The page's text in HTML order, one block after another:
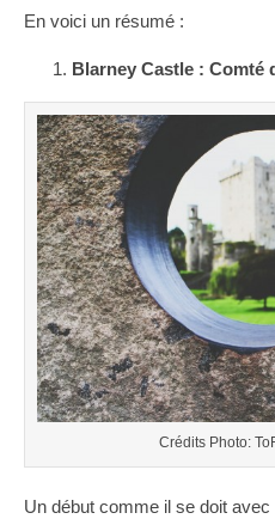
En voici un résumé :
Blarney Castle : Comté
Crédits Photo:
Un début comme il se doit